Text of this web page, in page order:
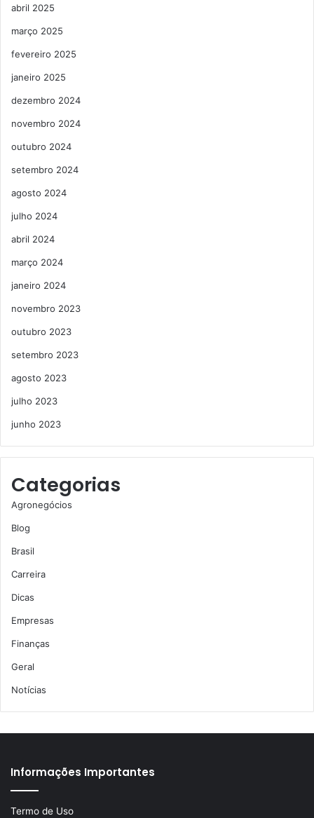
abril 2025
março 2025
fevereiro 2025
janeiro 2025
dezembro 2024
novembro 2024
outubro 2024
setembro 2024
agosto 2024
julho 2024
abril 2024
março 2024
janeiro 2024
novembro 2023
outubro 2023
setembro 2023
agosto 2023
julho 2023
junho 2023
Categorias
Agronegócios
Blog
Brasil
Carreira
Dicas
Empresas
Finanças
Geral
Notícias
Informações Importantes
Termo de Uso